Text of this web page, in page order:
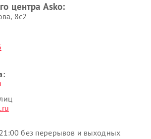
Asko
центра Asko:
8с2
без перерывов и выходных